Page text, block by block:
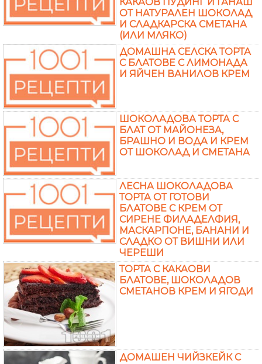
ОТ НАТУРАЛЕН ШОКОЛАД
И СЛАДКАРСКА СМЕТАНА
(ИЛИ МЛЯКО)
ДОМАШНА СЕЛСКА ТОРТА
С БЛАТОВЕ С ЛИМОНАДА
И ЯЙЧЕН ВАНИЛОВ КРЕМ
ШОКОЛАДОВА ТОРТА С
БЛАТ ОТ МАЙОНЕЗА,
БРАШНО И ВОДА И КРЕМ
ОТ ШОКОЛАД И СМЕТАНА
ЛЕСНА ШОКОЛАДОВА
ТОРТА ОТ ГОТОВИ
БЛАТОВЕ С КРЕМ ОТ
СИРЕНЕ ФИЛАДЕЛФИЯ,
МАСКАРПОНЕ, БАНАНИ И
СЛАДКО ОТ ВИШНИ ИЛИ
ЧЕРЕШИ
ТОРТА С КАКАОВИ
БЛАТОВЕ, ШОКОЛАДОВ
СМЕТАНОВ КРЕМ И ЯГОДИ
ДОМАШЕН ЧИЙЗКЕЙК С